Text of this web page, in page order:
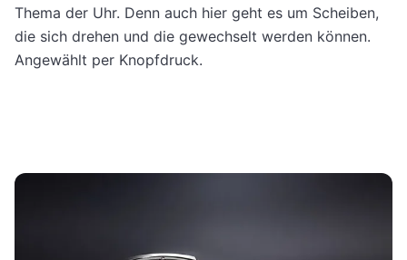
Thema der Uhr. Denn auch hier geht es um Scheiben,
die sich drehen und die gewechselt werden können.
Angewählt per Knopfdruck.